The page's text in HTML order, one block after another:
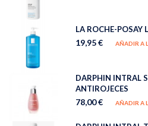
LA ROCHE-POSAY
19,95 € AÑADIR A
DARPHIN INTRAL
ANTIROJECES
78,00 € AÑADIR A